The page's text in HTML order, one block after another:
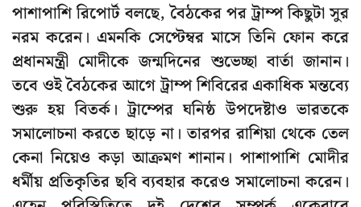
পাশাপাশি রিপোর্ট বলছে, বৈঠকের পর ট্রাম্প কিছুটা সুর
নরম করেন। এমনকি সেপ্টেম্বর মাসে তিনি ফোন করে
প্রধানমন্ত্রী মোদীকে জন্মদিনের শুভেচ্ছা বার্তা জানান।
তবে ওই বৈঠকের আগে ট্রাম্প শিবিরের একাধিক মন্তব্যে
শুরু হয় বিতর্ক। ট্রাম্পের ঘনিষ্ঠ উপদেষ্টাও ভারতকে
সমালোচনা করতে ছাড়ে না। তারপর রাশিয়া থেকে তেল
কেনা নিয়েও কড়া আক্রমণ শানান। পাশাপাশি মোদীর
ধর্মীয় প্রতিকৃতির ছবি ব্যবহার করেও সমালোচনা করেন।